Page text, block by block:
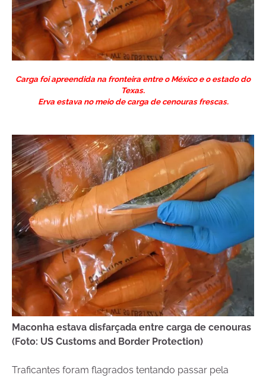
Carga foi apreendida na fronteira entre o México e o estado do
Texas.
Erva estava no meio de carga de cenouras frescas.
Maconha estava disfarçada entre carga de cenouras
(Foto: US Customs and Border Protection)
Traficantes foram flagrados tentando passar pela